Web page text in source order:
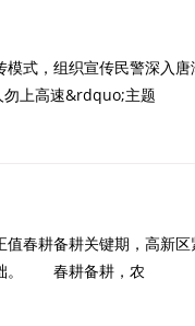
式，组织宣传民警深入
上高速&rdquo;主题
耕备耕关键期，高新区
础。 春耕备耕，农